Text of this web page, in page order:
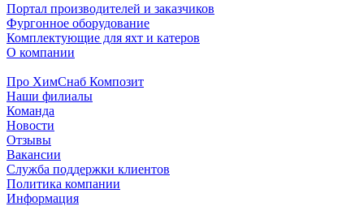
Портал производителей и заказчиков
Фургонное оборудование
Комплектующие для яхт и катеров
О компании
Про ХимСнаб Композит
Наши филиалы
Команда
Новости
Отзывы
Вакансии
Служба поддержки клиентов
Политика компании
Информация